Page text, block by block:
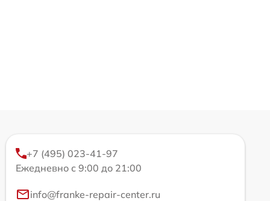
+7 (495) 023-41-97
Ежедневно с 9:00 до 21:00
info@franke-repair-center.ru